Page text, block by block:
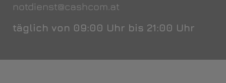
notdienst@cashcom.at
täglich von 09:00 Uhr bis 21:00 Uhr